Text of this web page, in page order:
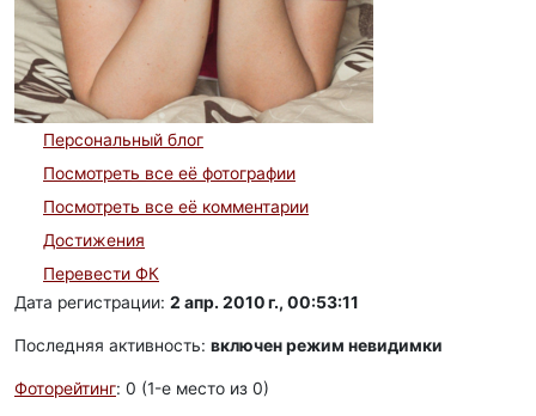
Персональный блог
Посмотреть все её фотографии
Посмотреть все её комментарии
Достижения
Перевести ФК
Дата регистрации: 2 апр. 2010 г., 00:53:11
Последняя активность: включен режим невидимки
Фоторейтинг: 0 (1-e место из 0)